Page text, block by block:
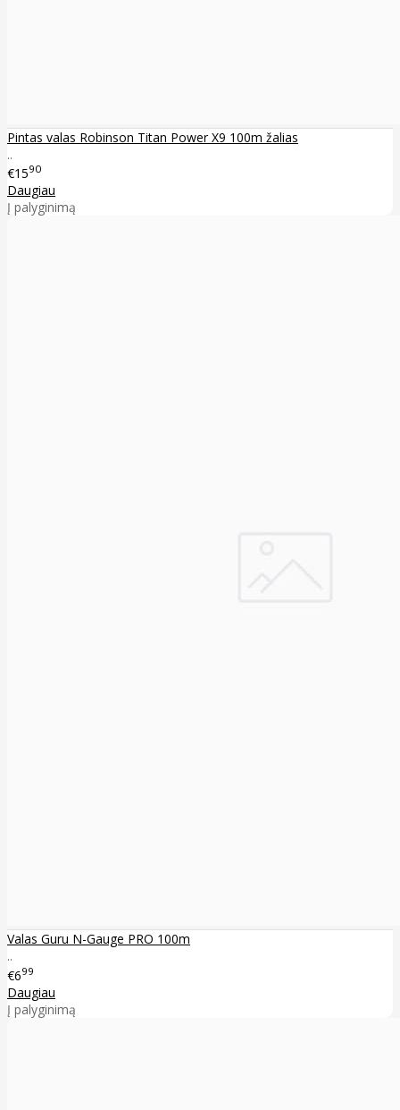
Pintas valas Robinson Titan Power X9 100m žalias
..
€1590
Daugiau
Į palyginimą
Valas Guru N-Gauge PRO 100m
..
€699
Daugiau
Į palyginimą